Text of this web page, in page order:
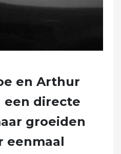
en Arthur
een directe
groeiden
eenmaal